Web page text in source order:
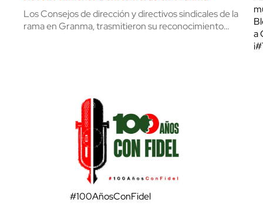
Los Consejos de dirección y directivos sindicales de la
rama en Granma, trasmitieron su reconocimiento…
a
#100AñosConFidel